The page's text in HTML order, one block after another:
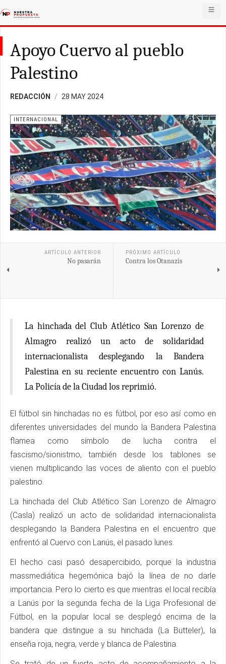
Apoyo Cuervo al pueblo
Palestino
REDACCIÓN 28 MAY 2024
INTERNACIONAL
ARTÍCULO ANTERIOR
No pasarán
PRÓXIMO ARTÍCULO
Contra los Otanazis
La hinchada del Club Atlético San Lorenzo de
Almagro realizó un acto de solidaridad
internacionalista desplegando la Bandera
Palestina en su reciente encuentro con Lanús.
La Policía de la Ciudad los reprimió.
El fútbol sin hinchadas no es fútbol, por eso así como en
diferentes universidades del mundo la Bandera Palestina
flamea como símbolo de lucha contra el
fascismo/sionistmo, también desde los tablones se
vienen multiplicando las voces de aliento con el pueblo
palestino.
La hinchada del Club Atlético San Lorenzo de Almagro
(Casla) realizó un acto de solidaridad internacionalista
desplegando la Bandera Palestina en el encuentro que
enfrentó al Cuervo con Lanús, el pasado lunes.
El hecho casi pasó desapercibido, porque la industria
massmediática hegemónica bajó la línea de no darle
importancia. Pero lo cierto es que mientras el local recibía
a Lanús por la segunda fecha de la Liga Profesional de
Fútbol, en la popular local se desplegó encima de la
bandera que distingue a su hinchada (La Butteler), la
enseña roja, negra, verde y blanca de Palestina.